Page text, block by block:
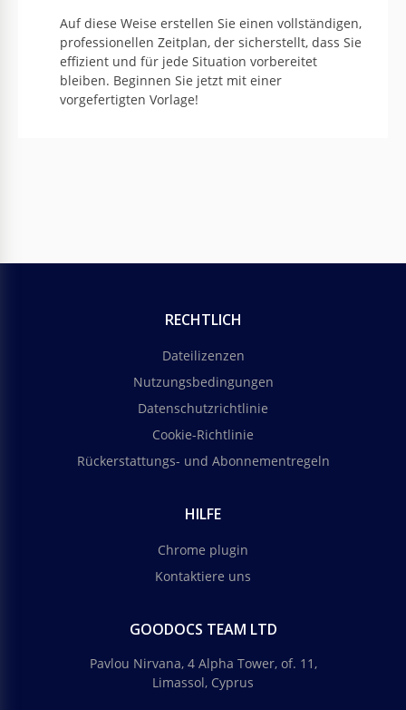
Auf diese Weise erstellen Sie einen vollständigen,
professionellen Zeitplan, der sicherstellt, dass Sie
effizient und für jede Situation vorbereitet
bleiben. Beginnen Sie jetzt mit einer
vorgefertigten Vorlage!
RECHTLICH
Dateilizenzen
Nutzungsbedingungen
Datenschutzrichtlinie
Cookie-Richtlinie
Rückerstattungs- und Abonnementregeln
HILFE
Chrome plugin
Kontaktiere uns
GOODOCS TEAM LTD
Pavlou Nirvana, 4 Alpha Tower, of. 11,
Limassol, Cyprus